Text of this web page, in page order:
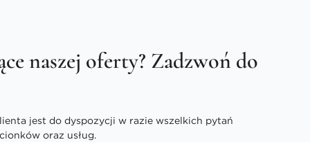
naszej oferty? Zadzwoń do
jest do dyspozycji w razie wszelkich pytań
oraz usług.